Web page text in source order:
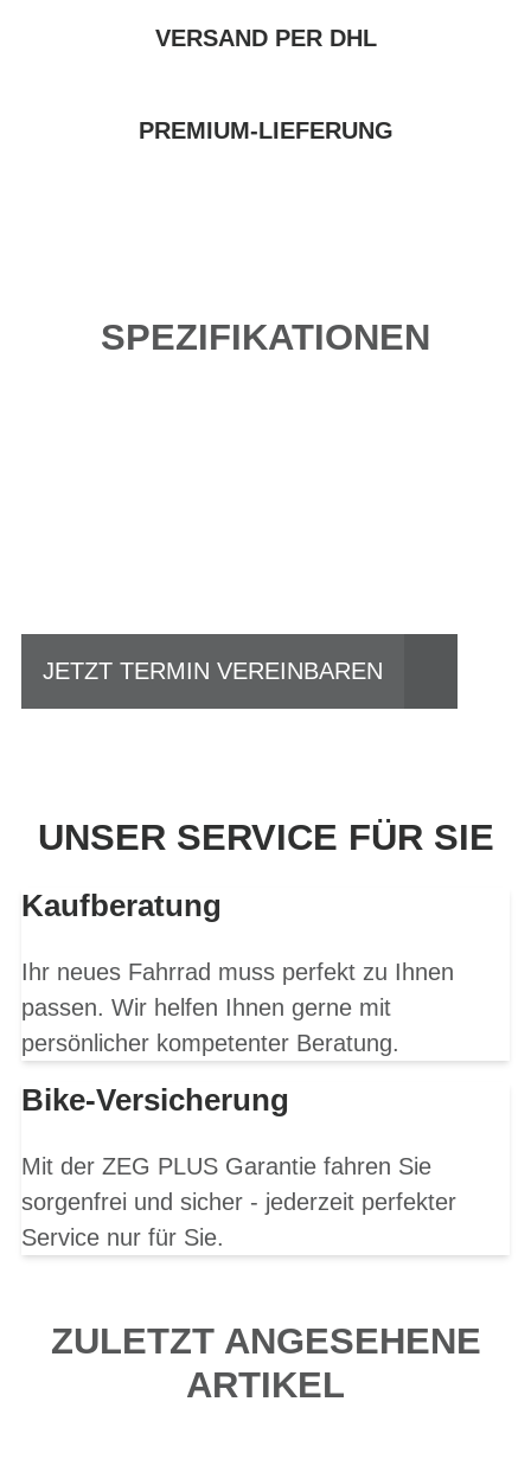
VERSAND PER DHL
PREMIUM-LIEFERUNG
SPEZIFIKATIONEN
JETZT TERMIN VEREINBAREN
UNSER SERVICE FÜR SIE
Kaufberatung
Ihr neues Fahrrad muss perfekt zu Ihnen
passen. Wir helfen Ihnen gerne mit
persönlicher kompetenter Beratung.
Bike-Versicherung
Mit der ZEG PLUS Garantie fahren Sie
sorgenfrei und sicher - jederzeit perfekter
Service nur für Sie.
ZULETZT ANGESEHENE
ARTIKEL